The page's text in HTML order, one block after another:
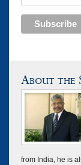
Subscribe
About the
from India, he is